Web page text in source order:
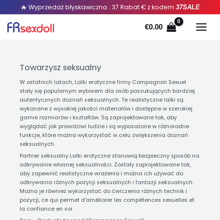
Przejdź
treści
🔥 Wyprzedaż błyskawiczna : 37 Rabat € z kodem 37SALE
€0.00
Towarzysz seksualny
W ostatnich latach, Lalki erotyczne firmy Compagnon Sexuel
stały się popularnym wyborem dla osób poszukujących bardziej
autentycznych doznań seksualnych. Te realistyczne lalki są
wykonane z wysokiej jakości materiałów i dostępne w szerokiej
gamie rozmiarów i kształtów. Są zaprojektowane tak, aby
wyglądać jak prawdziwi ludzie i są wyposażone w różnorodne
funkcje, które można wykorzystać w celu zwiększenia doznań
seksualnych.
Partner seksualny Lalki erotyczne stanowią bezpieczny sposób na
odkrywanie własnej seksualności. Zostały zaprojektowane tak,
aby zapewnić realistyczne wrażenia i można ich używać do
odkrywania różnych pozycji seksualnych i fantazji seksualnych.
Można je również wykorzystać do ćwiczenia różnych technik i
pozycji, ce qui permet d’améliorer les compétences sexuelles et
la confiance en soi.
Posortowane
według
popularności